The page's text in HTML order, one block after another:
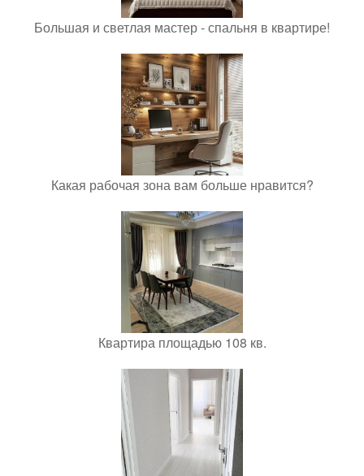
Большая и светлая мастер - спальня в квартире!
Какая рабочая зона вам больше нравится?
Квартира площадью 108 кв.